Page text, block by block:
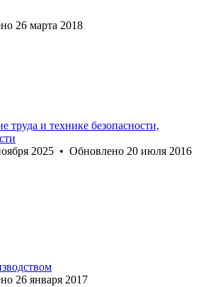
26 марта 2018
труда и технике безопасности,
2025 • Обновлено 20 июля 2016
26 января 2017